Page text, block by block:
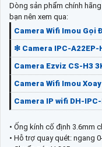
Dòng sản phẩm chính
bạn nên xem qua:
Camera Wifi Imou Gọi
❇ Camera IPC-A22EP-
Camera Ezviz CS-H3
Camera Wifi Imou
Camera IP wifi DH-IPC-
• Ống kính cố định 3.6mm
• Hỗ trợ quay quét: ngang